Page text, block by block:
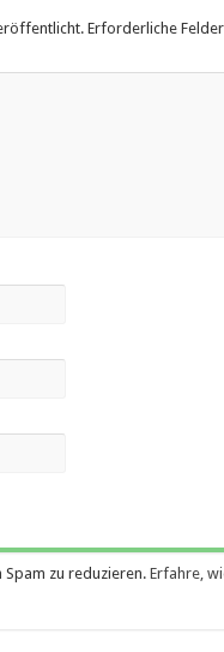
Erforderliche
Spam zu reduzieren. Erfahre,